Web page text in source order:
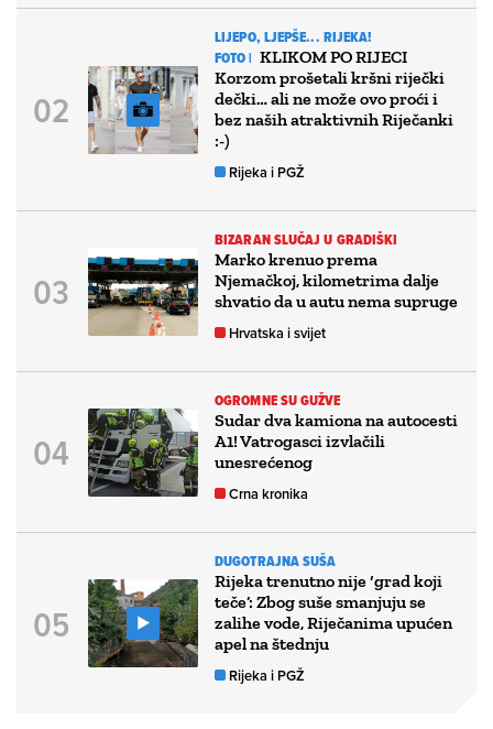
LIJEPO, LJEPŠE... RIJEKA!
FOTO | KLIKOM PO RIJECI
Korzom prošetali kršni riječki
dečki… ali ne može ovo proći i
bez naših atraktivnih Riječanki
:-)
Rijeka i PGŽ
BIZARAN SLUČAJ U GRADIŠKI
Marko krenuo prema
Njemačkoj, kilometrima dalje
shvatio da u autu nema supruge
Hrvatska i svijet
OGROMNE SU GUŽVE
Sudar dva kamiona na autocesti
A1! Vatrogasci izvlačili
unesrećenog
Crna kronika
DUGOTRAJNA SUŠA
Rijeka trenutno nije ‘grad koji
teče’: Zbog suše smanjuju se
zalihe vode, Riječanima upućen
apel na štednju
Rijeka i PGŽ